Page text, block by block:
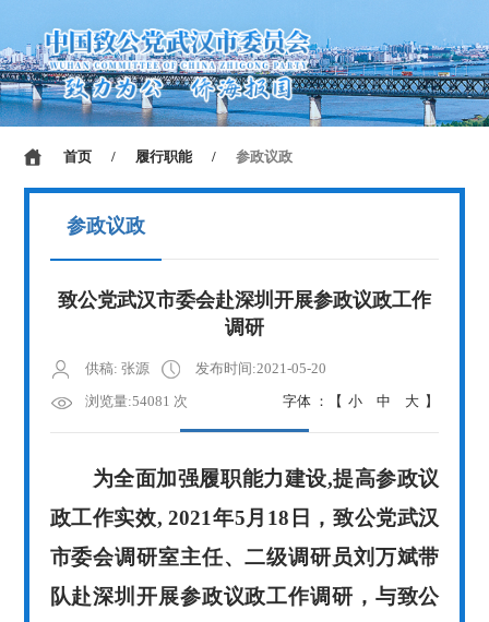
首页 / 履行职能 / 参政议政
参政议政
致公党武汉市委会赴深圳开展参政议政工作
调研
供稿: 张源
发布时间:2021-05-20
浏览量:54081 次
字体 ：【 小 中 大 】
为全面加强履职能力建设,提高参政议
政工作实效, 2021年5月18日，致公党武汉
市委会调研室主任、二级调研员刘万斌带
队赴深圳开展参政议政工作调研，与致公